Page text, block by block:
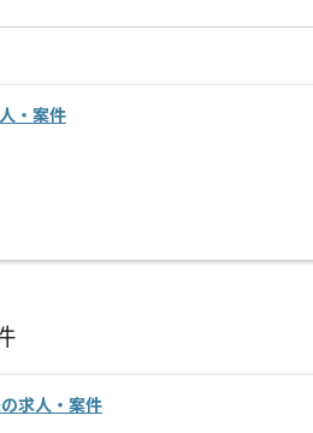
・案件
求人・案件